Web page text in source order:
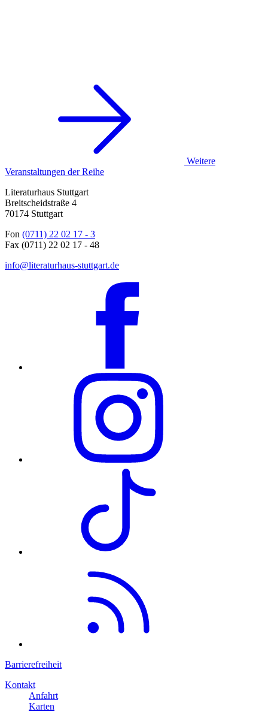
Weitere
Veranstaltungen der Reihe
Literaturhaus Stuttgart
Breitscheidstraße 4
70174 Stuttgart
Fon (0711) 22 02 17 - 3
Fax (0711) 22 02 17 - 48
info@literaturhaus-stuttgart.de
Barrierefreiheit
Kontakt
Anfahrt
Karten